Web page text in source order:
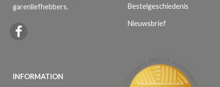
garenliefhebbers.
INFORMATION
Bestelgeschiedenis
Nieuwsbrief